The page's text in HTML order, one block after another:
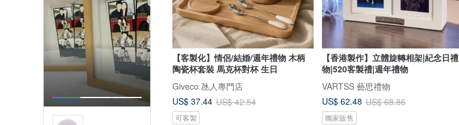
【客製化】情侶/結婚/週年禮物 木柄
陶瓷杯套裝 馬克杯對杯 生日
Giveco 氹人專門店
US$ 37.44 US$ 42.54
可客製
【香港製作】立體旋轉相架|紀念日禮
物|520客製禮|週年禮物
VARTSS 藝思禮物
US$ 62.48 US$ 68.86
獨家販售